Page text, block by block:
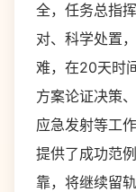
全，任务总指
对、科学处置
难，在20天时
方案论证决策
应急发射等工
提供了成功范
靠，将继续留